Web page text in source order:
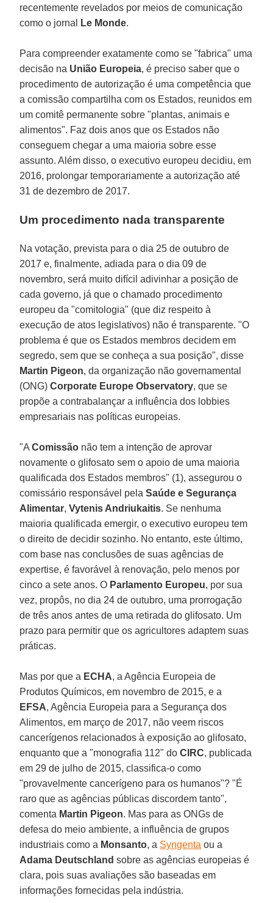
recentemente revelados por meios de comunicação
como o jornal
Le Monde.
Para compreender exatamente como se "fabrica" uma
decisão na União Europeia, é preciso saber que o
procedimento de autorização é uma competência que
a comissão compartilha com os Estados, reunidos em
um comitê permanente sobre "plantas, animais e
alimentos". Faz dois anos que os Estados não
conseguem chegar a uma maioria sobre esse
assunto. Além disso, o executivo europeu decidiu, em
2016, prolongar temporariamente a autorização até
31 de dezembro de 2017.
Um procedimento nada transparente
Na votação, prevista para o dia 25 de outubro de
2017 e, finalmente, adiada para o dia 09 de
novembro, será muito difícil adivinhar a posição de
cada governo, já que o chamado procedimento
europeu da "comitologia" (que diz respeito à
execução de atos legislativos) não é transparente. "O
problema é que os Estados membros decidem em
segredo, sem que se conheça a sua posição", disse
Martin Pigeon, da organização não governamental
(ONG)Corporate Europe Observatory, que se
propõe a contrabalançar a influência dos lobbies
empresariais nas políticas europeias.
"AComissão não tem a intenção de aprovar
novamente o glifosato sem o apoio de uma maioria
qualificada dos Estados membros" (1), assegurou o
comissário responsável pelaSaúde e Segurança
Alimentar,Vytenis Andriukaitis. Se nenhuma
maioria qualificada emergir, o executivo europeu tem
o direito de decidir sozinho. No entanto, este último,
com base nas conclusões de suas agências de
expertise, é favorável à renovação, pelo menos por
cinco a sete anos. O Parlamento Europeu, por sua
vez, propôs, no dia 24 de outubro, uma prorrogação
de três anos antes de uma retirada do glifosato. Um
prazo para permitir que os agricultores adaptem suas
práticas.
Mas por que a ECHA, a Agência Europeia de
Produtos Químicos, em novembro de 2015, e a
EFSA, Agência Europeia para a Segurança dos
Alimentos, em março de 2017, não veem riscos
cancerígenos relacionados à exposição ao glifosato,
enquanto que a "monografia 112" doCIRC, publicada
em 29 de julho de 2015, classifica-o como
"provavelmente cancerígeno para os humanos"? "É
raro que as agências públicas discordem tanto",
comenta Martin Pigeon. Mas para as ONGs de
defesa do meio ambiente, a influência de grupos
industriais como a Monsanto, a Syngenta ou a
Adama Deutschland sobre as agências europeias é
clara, pois suas avaliações são baseadas em
informações fornecidas pela indústria.